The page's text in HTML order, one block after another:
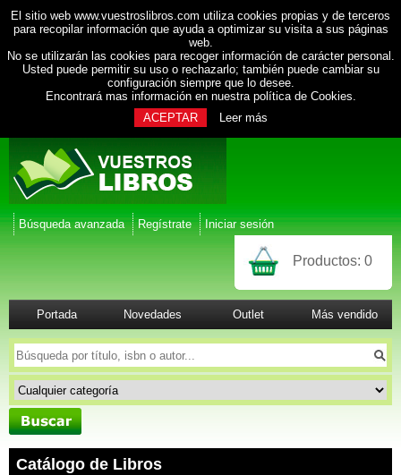
El sitio web www.vuestroslibros.com utiliza cookies propias y de terceros
para recopilar información que ayuda a optimizar su visita a sus páginas
web.
No se utilizarán las cookies para recoger información de carácter personal.
Usted puede permitir su uso o rechazarlo; también puede cambiar su
configuración siempre que lo desee.
Encontrará mas información en nuestra política de Cookies.
ACEPTAR
Leer más
Búsqueda avanzada Regístrate Iniciar sesión
Productos: 0
Portada Novedades Outlet Más vendido
Catálogo de Libros